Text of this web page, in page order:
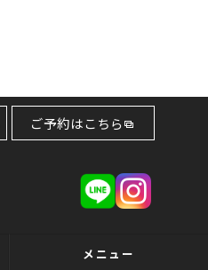
ご予約はこちら
メニュー